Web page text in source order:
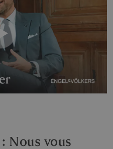
Nous vous